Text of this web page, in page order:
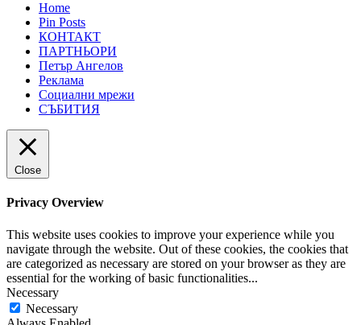
Home
Pin Posts
КОНТАКТ
ПАРТНЬОРИ
Петър Ангелов
Реклама
Социални мрежи
СЪБИТИЯ
Close
Privacy Overview
This website uses cookies to improve your experience while you
navigate through the website. Out of these cookies, the cookies that
are categorized as necessary are stored on your browser as they are
essential for the working of basic functionalities...
Necessary
Necessary